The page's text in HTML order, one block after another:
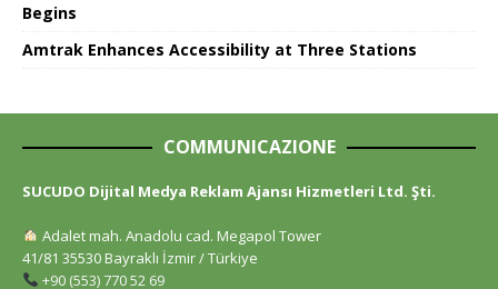
Begins
Amtrak Enhances Accessibility at Three Stations
COMMUNICAZIONE
SUCUDO Dijital Medya Reklam Ajansı Hizmetleri Ltd. Şti.
Adalet mah. Anadolu cad. Megapol Tower
41/81 35530 Bayraklı İzmir / Türkiye
+90 (553) 770 52 69